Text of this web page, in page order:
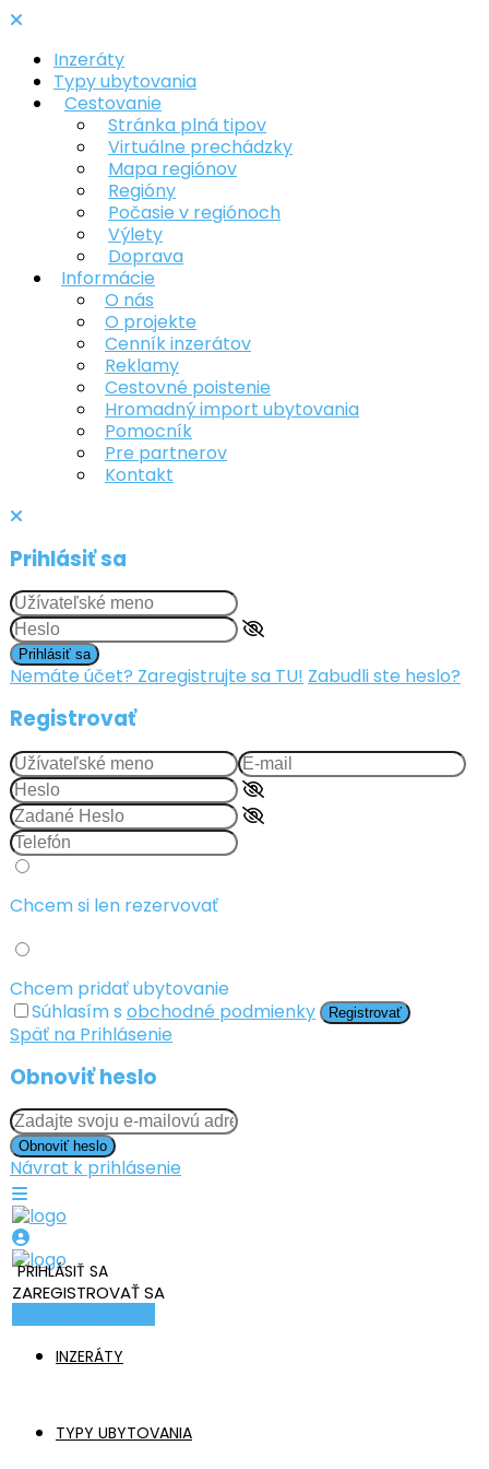
Inzeráty
Typy ubytovania
Cestovanie
Stránka plná tipov
Virtuálne prechádzky
Mapa regiónov
Regióny
Počasie v regiónoch
Výlety
Doprava
Informácie
O nás
O projekte
Cenník inzerátov
Reklamy
Cestovné poistenie
Hromadný import ubytovania
Pomocník
Pre partnerov
Kontakt
Prihlásiť sa
Prihlásiť sa
Nemáte účet? Zaregistrujte sa TU! Zabudli ste heslo?
Registrovať
Chcem si len rezervovať
Chcem pridať ubytovanie
Súhlasím s obchodné podmienky Registrovať
Späť na Prihlásenie
Obnoviť heslo
Obnoviť heslo
Návrat k prihlásenie
PRIHLÁSIŤ SA
ZAREGISTROVAŤ SA
INZERÁTY
TYPY UBYTOVANIA